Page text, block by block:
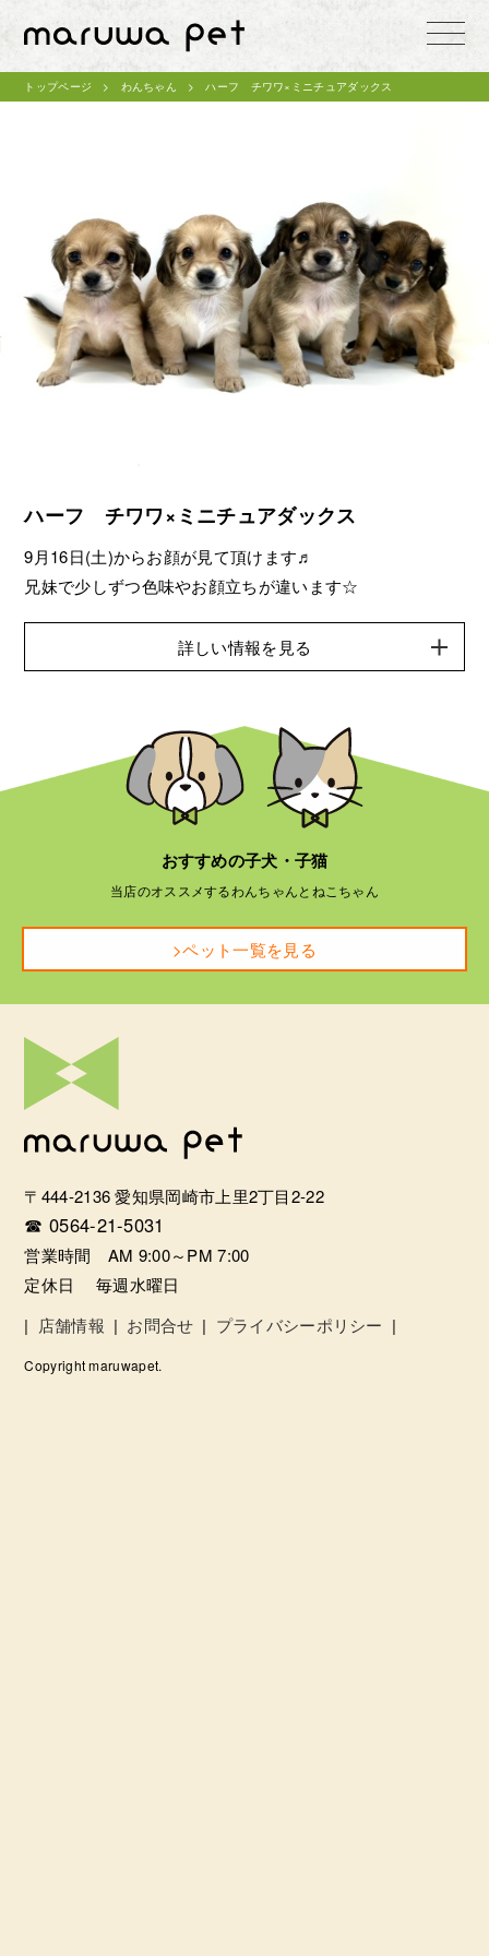
toggle
トップページ わんちゃん ハーフ チワワ×ミニチュアダックス
ハーフ チワワ×ミニチュアダックス
9月16日(土)からお顔が見て頂けます♬
兄妹で少しずつ色味やお顔立ちが違います☆
詳しい情報を見る
おすすめの子犬・子猫
当店のオススメするわんちゃんとねこちゃん
>ペット一覧を見る
〒444-2136 愛知県岡崎市上里2丁目2-22
☎ 0564-21-5031
営業時間 AM 9:00～PM 7:00
定休日 毎週水曜日
| 店舗情報 | お問合せ | プライバシーポリシー |
Copyright maruwapet.